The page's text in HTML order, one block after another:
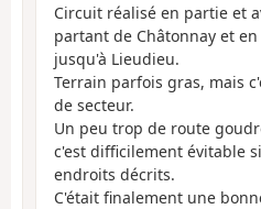
Circuit réalisé en partie et
partant de Châtonnay et
jusqu'à Lieudieu.
Terrain parfois gras, mais
de secteur.
Un peu trop de route
c'est difficilement évitable
endroits décrits.
C'était finalement une